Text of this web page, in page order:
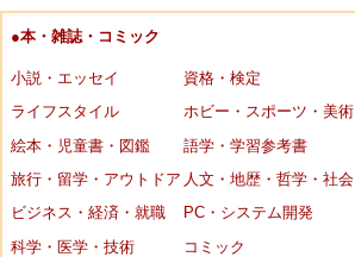
●本・雑誌・コミック
小説・エッセイ
資格・検定
ライフスタイル
ホビー・スポーツ・美術
絵本・児童書・図鑑
語学・学習参考書
旅行・留学・アウトドア 人文・地歴・哲学・社会
ビジネス・経済・就職
PC・システム開発
科学・医学・技術
コミック